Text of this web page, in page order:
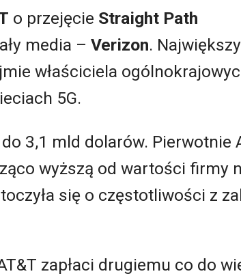
o przejęcie Straight Path
media – Verizon.
właściciela
5G.
3,1 mld dolarów. Pierwotnie
wyższą od wartości firmy
się o częstotliwości z
zapłaci drugiemu co do